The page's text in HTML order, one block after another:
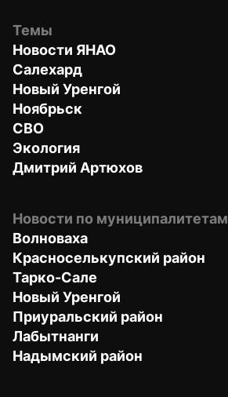
Темы
Новости ЯНАО
Салехард
Новый Уренгой
Ноябрьск
СВО
Экология
Дмитрий Артюхов
Новости по муниципалитетам
Волноваха
Красноселькупский район
Тарко-Сале
Новый Уренгой
Приуральский район
Лабытнанги
Надымский район